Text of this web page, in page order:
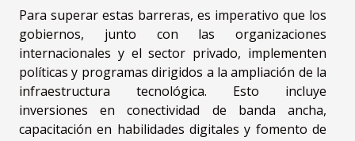
Para superar estas barreras, es imperativo que los
gobiernos, junto con las organizaciones
internacionales y el sector privado, implementen
políticas y programas dirigidos a la ampliación de la
infraestructura tecnológica. Esto incluye
inversiones en conectividad de banda ancha,
capacitación en habilidades digitales y fomento de